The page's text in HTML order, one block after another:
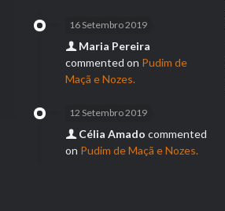
16 Setembro 2019
Maria Pereira
commented on Pudim de
Maçã e Nozes.
12 Setembro 2019
Célia Amado commented
on Pudim de Maçã e Nozes.